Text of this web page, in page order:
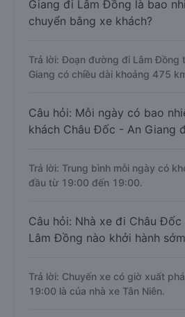
Giang đi Lâm Đồng là bao
chuyển bằng xe khách?
Trả lời: Đoạn đường đi Lâm Đồng
Giang có chiều dài khoảng 475
Câu hỏi: Mỗi ngày có bao
khách Châu Đốc - An Giang
Trả lời: Trung bình mỗi ngày có
đầu từ 19:00 đến 19:00.
Câu hỏi: Nhà xe đi Châu Đốc
Lâm Đồng nào khởi hành
Trả lời: Chuyến xe có giờ xuất
19:00 là của nhà xe Tân Niên.